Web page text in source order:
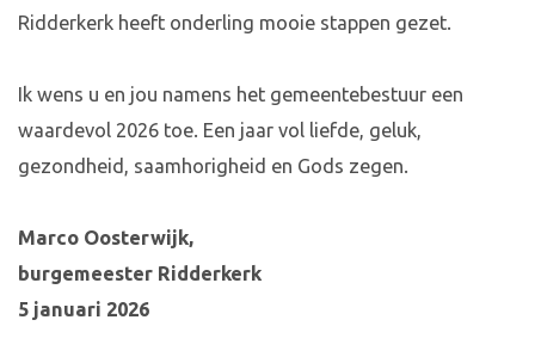
Ridderkerk heeft onderling mooie stappen gezet.
Ik wens u en jou namens het gemeentebestuur een
waardevol 2026 toe. Een jaar vol liefde, geluk,
gezondheid, saamhorigheid en Gods zegen.
Marco Oosterwijk,
burgemeester Ridderkerk
5 januari 2026